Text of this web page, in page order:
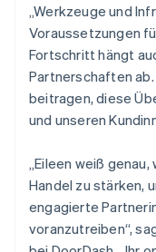
„Werkzeuge und
Voraussetzungen
Fortschritt hängt
Partnerschaften
beitragen, diese
und unseren
„Eileen weiß
Handel zu stärken,
engagierte
voranzutreiben“,
Frankreich
FrançaisEnglish
Gibraltar
English
Griechenland
English
Indien
Irland
English
Italien
ItalianoEnglish
Japan